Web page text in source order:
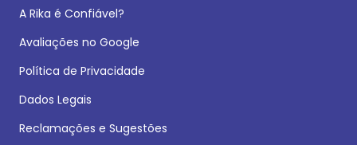
A Rika é Confiável?
Avaliações no Google
Política de Privacidade
Dados Legais
Reclamações e Sugestões